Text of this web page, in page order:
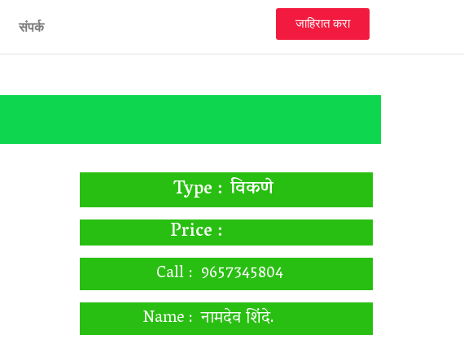
संपर्क जाहिरात करा
Type : विकणे
Price :
Call : 9657345804
Name : नामदेव शिंदे.